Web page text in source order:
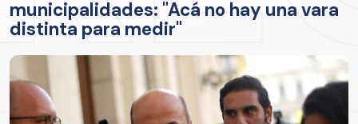
municipalidades: "Acá no hay una vara
distinta para medir"